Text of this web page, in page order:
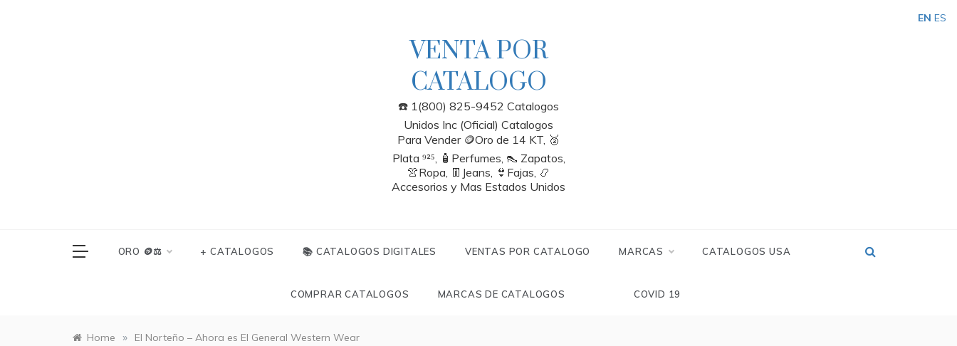
VENTA POR
CATALOGO
☎️ 1(800) 825-9452 Catalogos
Unidos Inc (Oficial) Catalogos
Para Vender 🪙Oro de 14 KT, 🥈
Plata ⁹²⁵, 🧴Perfumes, 👠 Zapatos,
👚Ropa, 👖Jeans, 👙Fajas, 📿
Accesorios y Mas Estados Unidos
ORO 🪙⚖️ + CATALOGOS 📚 CATALOGOS DIGITALES VENTAS POR CATALOGO MARCAS CATALOGOS USA
COMPRAR CATALOGOS MARCAS DE CATALOGOS COVID 19
Home » El Norteño – Ahora es El General Western Wear
EN ES